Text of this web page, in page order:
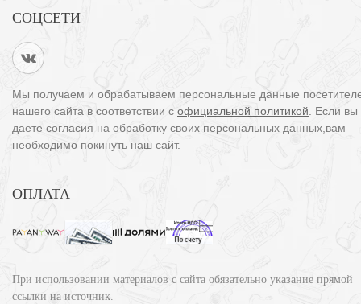
СОЦСЕТИ
Мы получаем и обрабатываем персональные данные
нашего сайта в соответствии с официальной политикой . Если
даете согласия на обработку своих персональных данных,вам
необходимо покинуть наш сайт.
ОПЛАТА
При использовании материалов с сайта обязательно указание прямой
ссылки на источник.